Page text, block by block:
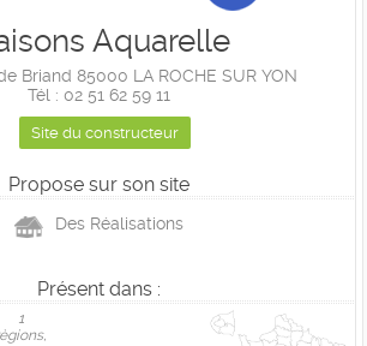
Aquarelle
Briand 85000 LA ROCHE SUR YON
Tél : 02 51 62 59 11
Site du constructeur
Propose sur son site
Des Réalisations
Présent dans :
1